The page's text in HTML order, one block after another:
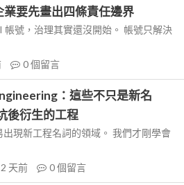
要先畫出四條責任邊界
號，治理其實還沒開始。 帳號只解決
0個留言
：這些不只是新名
後衍生的工程
現新工程名詞的領域。 我們才剛學會
2 天前 0個留言